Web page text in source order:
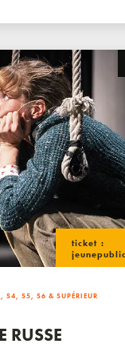
ticket :
S4, S5, S6 & SUPÉRIEUR
RUSSE